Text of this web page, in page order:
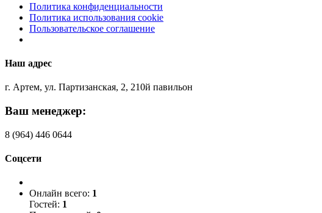
Политика конфиденциальности
Политика использования cookie
Пользовательское соглашение
Наш адрес
г. Артем, ул. Партизанская, 2, 210й павильон
Ваш менеджер:
8 (964) 446 0644
Соцсети
Онлайн всего: 1
Гостей: 1